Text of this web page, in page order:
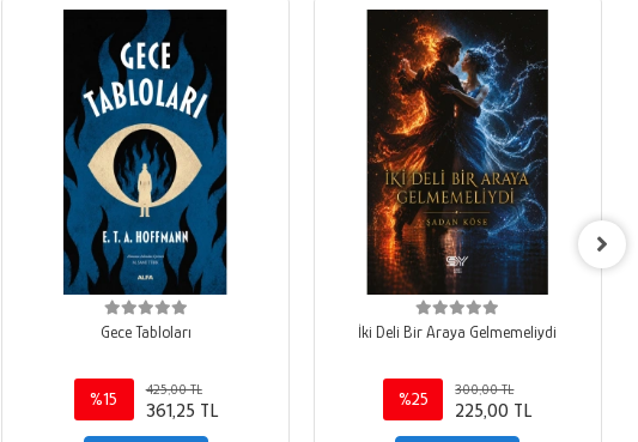
Gece Tabloları
%15
425,00 TL
361,25 TL
İki Deli Bir Araya Gelmemeliydi
%25
300,00 TL
225,00 TL